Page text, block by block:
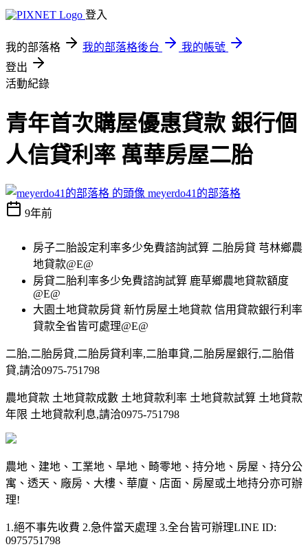
登入
我的部落格 我的部落格後台
我的帳號
登出
活動紀錄
青年首次購屋優惠貸款 銀行個
人信貸利率 萬華房屋二胎
meyerdo41的部落格
9年前
房子二胎設定利率多少免費諮詢試算 二胎房貸 芎林鄉農
地貸款@E@
房貸二胎利率多少免費諮詢試算 鹿草鄉農地貸款額度
@E@
大園土地貸款房貸 新竹房屋土地貸款 信用貸款銀行利率
貸款全省皆可處理@E@
二胎,二胎房貸,二胎房貸利率,二胎車貸,二胎房屋銀行,二胎借
貸,請洽0975-751798
農地貸款 土地貸款成數 土地貸款利率 土地貸款試算 土地貸款
年限 土地貸款利息,請洽0975-751798
農地、建地、工業地、旱地、畸零地、持分地、房屋、持分公
寓、透天、廠房、大樓、華廈、店面、房屋或土地持分亦可辦
理!
1.絕不事先收費 2.急件當天處理 3.全台皆可辦理LINE ID:
0975751798